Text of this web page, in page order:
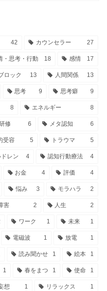
42 カウンセラー 27
・思考・行動 18 感情 17
ロック 13 人間関係 13
思考 9 思考癖 9
8 エネルギー 8
修 6 メタ認知 6
受容 5 トラウマ 5
レン 4 認知行動療法 4
お金 4 評価 4
悩み 3 モラハラ 2
害 2 人生 2
ワーク 1 未来 1
電磁波 1 放電 1
読み聞かせ 1 絵本 1
1 春をまつ 1 使命 1
想 1 リラックス 1